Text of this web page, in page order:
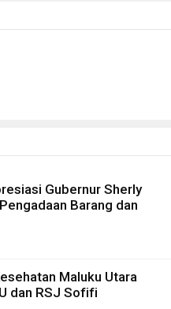
Gubernur Sherly
Barang dan
Maluku Utara
dan RSJ Sofifi